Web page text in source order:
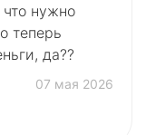
что нужно
теперь
да??
07 мая 2026